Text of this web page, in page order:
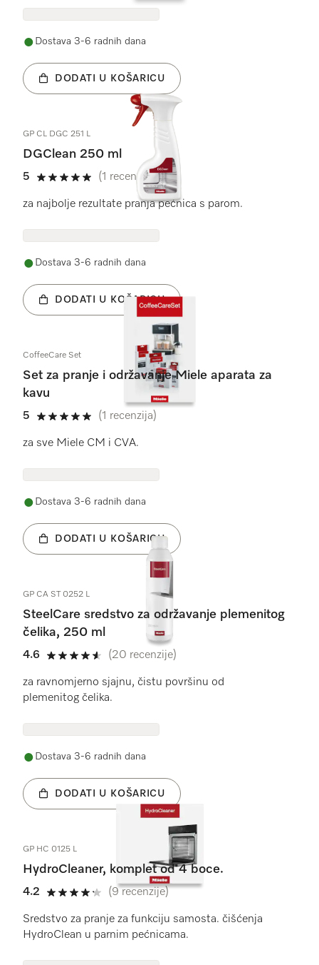
Dostava 3-6 radnih dana
DODATI U KOŠARICU
GP CL DGC 251 L
DGClean 250 ml
5
5 od 5
(1 recenzija)
za najbolje rezultate pranja pećnica s parom.
Dostava 3-6 radnih dana
DODATI U KOŠARICU
CoffeeCare Set
Set za pranje i održavanje Miele aparata za
kavu
5
5 od 5
(1 recenzija)
za sve Miele CM i CVA.
Dostava 3-6 radnih dana
DODATI U KOŠARICU
GP CA ST 0252 L
SteelCare sredstvo za održavanje plemenitog
čelika, 250 ml
4.6
4.6 od 5
(20 recenzije)
za ravnomjerno sjajnu, čistu površinu od
plemenitog čelika.
Dostava 3-6 radnih dana
DODATI U KOŠARICU
GP HC 0125 L
HydroCleaner, komplet od 4 boce.
4.2
4.2 od 5
(9 recenzije)
Sredstvo za pranje za funkciju samosta. čišćenja
HydroClean u parnim pećnicama.